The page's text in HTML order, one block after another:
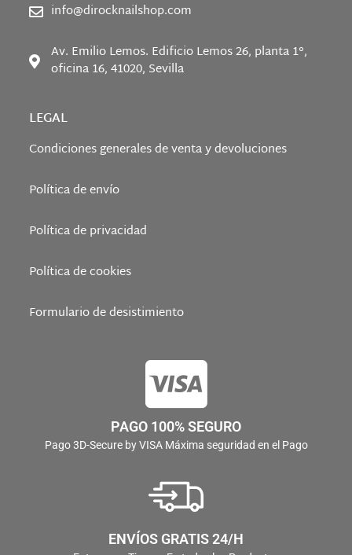
info@dirocknailshop.com
Av. Emilio Lemos. Edificio Lemos 26, planta 1°,
oficina 16, 41020, Sevilla
LEGAL
Condiciones generales de venta y devoluciones
Política de envío
Política de privacidad
Política de cookies
Formulario de desistimiento
PAGO 100% SEGURO
Pago 3D-Secure by VISA Máxima seguridad en el Pago
ENVÍOS GRATIS 24/H